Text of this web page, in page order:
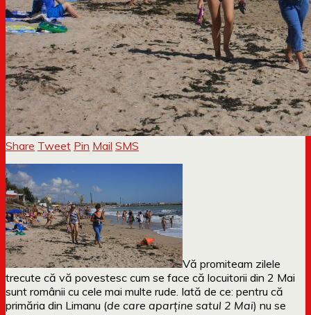
Share Tweet Pin Mail SMS
Vă promiteam zilele
trecute că vă povestesc cum se face că locuitorii din 2 Mai
sunt românii cu cele mai multe rude. Iată de ce: pentru că
primăria din Limanu (de care aparține satul 2 Mai) nu se